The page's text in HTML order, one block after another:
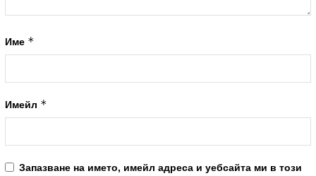
Име *
Имейл *
Запазване на името, имейл адреса и уебсайта ми в този